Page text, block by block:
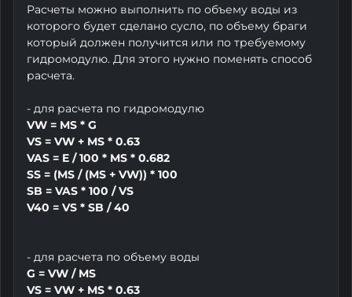
Расчеты можно выполнить по объему воды из
которого будет сделано сусло, по объему браги
который должен получится или по требуемому
гидромодулю. Для этого нужно поменять способ
расчета.
- для расчета по гидромодулю
VW = MS * G
VS = VW + MS * 0.63
VAS = E / 100 * MS * 0.682
SS = (MS / (MS + VW)) * 100
SB = VAS * 100 / VS
V40 = VS * SB / 40
- для расчета по объему воды
G = VW / MS
VS = VW + MS * 0.63